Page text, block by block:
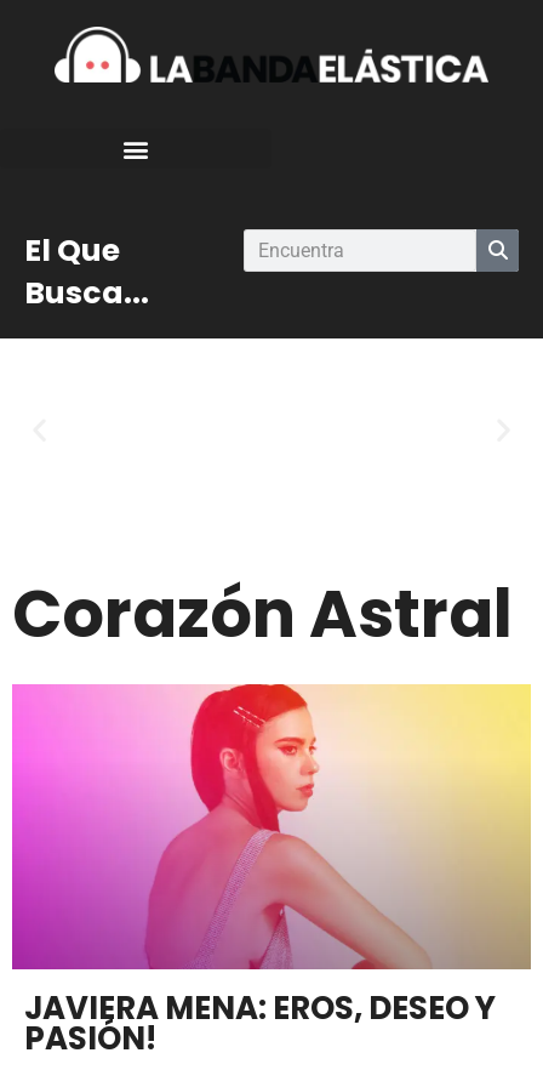
El Que
Busca...
Corazón Astral
JAVIERA MENA: EROS, DESEO Y
PASIÓN!